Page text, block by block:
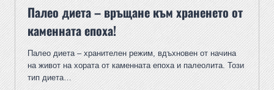
Палео диета – връщане към храненето от
каменната епоха!
Палео диета – хранителен режим, вдъхновен от начина
на живот на хората от каменната епоха и палеолита. Този
тип диета…